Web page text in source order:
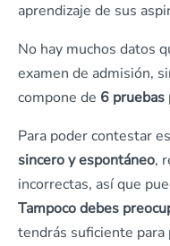
aprendizaje de sus
No hay muchos datos
examen de admisión,
compone de 6 pruebas
Para poder contestar
sincero y espontáneo,
incorrectas, así que
Tampoco debes
tendrás suficiente